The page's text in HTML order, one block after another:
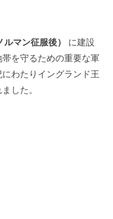
マン征服後）
に建設
を守るための重要な軍
わたりイングランド王
した。